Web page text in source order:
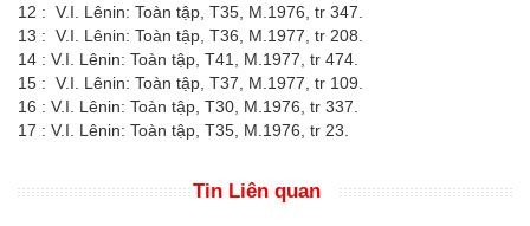
12 : V.I. Lênin: Toàn tập, T35, M.1976, tr 347.
13 : V.I. Lênin: Toàn tập, T36, M.1977, tr 208.
14 : V.I. Lênin: Toàn tập, T41, M.1977, tr 474.
15 : V.I. Lênin: Toàn tập, T37, M.1977, tr 109.
16 : V.I. Lênin: Toàn tập, T30, M.1976, tr 337.
17 : V.I. Lênin: Toàn tập, T35, M.1976, tr 23.
Tin Liên quan